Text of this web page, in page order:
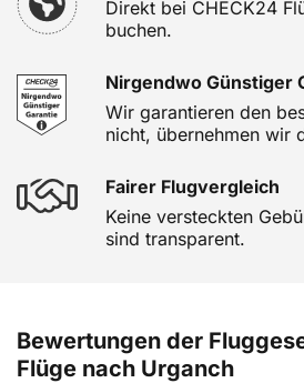
Direkt bei CHECK24
buchen.
Nirgendwo Günstiger
Wir garantieren den
nicht, übernehmen wir
Fairer Flugvergleich
Keine versteckten
sind transparent.
Bewertungen der
Flüge nach Urganch